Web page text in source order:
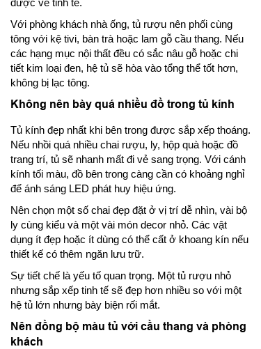
Với phòng khách nhà ống, tủ rượu nên phối cùng
tông với kệ tivi, bàn trà hoặc lam gỗ cầu thang. Nếu
các hạng mục nội thất đều có sắc nâu gỗ hoặc chi
tiết kim loại đen, hệ tủ sẽ hòa vào tổng thể tốt hơn,
không bị lạc tông.
Không nên bày quá nhiều đồ trong tủ kính
Tủ kính đẹp nhất khi bên trong được sắp xếp thoáng.
Nếu nhồi quá nhiều chai rượu, ly, hộp quà hoặc đồ
trang trí, tủ sẽ nhanh mất đi vẻ sang trọng. Với cánh
kính tối màu, đồ bên trong càng cần có khoảng nghỉ
để ánh sáng LED phát huy hiệu ứng.
Nên chọn một số chai đẹp đặt ở vị trí dễ nhìn, vài bộ
ly cùng kiểu và một vài món decor nhỏ. Các vật
dụng ít đẹp hoặc ít dùng có thể cất ở khoang kín nếu
thiết kế có thêm ngăn lưu trữ.
Sự tiết chế là yếu tố quan trọng. Một tủ rượu nhỏ
nhưng sắp xếp tinh tế sẽ đẹp hơn nhiều so với một
hệ tủ lớn nhưng bày biện rối mắt.
Nên đồng bộ màu tủ với cầu thang và phòng
khách